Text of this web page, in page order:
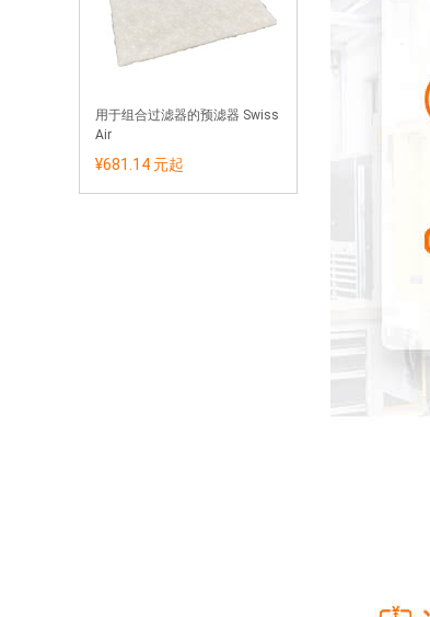
用于组合过滤器的预滤器 Swiss
Air
¥681.14 元起